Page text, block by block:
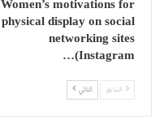
Women’s motivations for
physical display on social
networking sites
(Instagram…
السابق التالي